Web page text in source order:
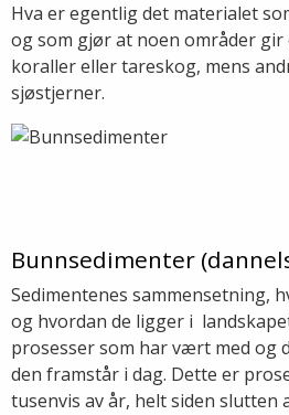
Hva er egentlig det materialet
og som gjør at noen områder
koraller eller tareskog, mens
sjøstjerner.
Bunnsedimenter
Sedimentenes sammensetning,
og hvordan de ligger i
prosesser som har vært med og
den framstår i dag. Dette er
tusenvis av år, helt siden slutten